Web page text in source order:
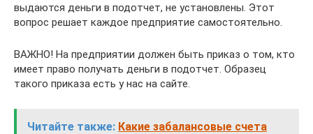
выдаются деньги в подотчет, не установлены. Этот
вопрос решает каждое предприятие самостоятельно.
ВАЖНО! На предприятии должен быть приказ о том, кто
имеет право получать деньги в подотчет. Образец
такого приказа есть у нас на сайте.
Читайте также: Какие забалансовые счета